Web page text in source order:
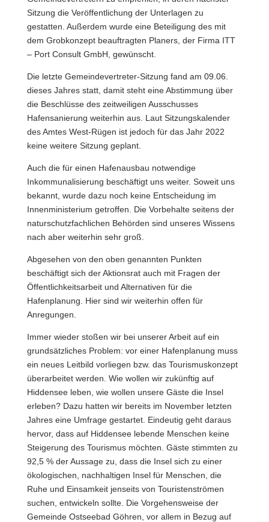
Sitzung die Veröffentlichung der Unterlagen zu
gestatten. Außerdem wurde eine Beteiligung des mit
dem Grobkonzept beauftragten Planers, der Firma ITT
– Port Consult GmbH, gewünscht.
Die letzte Gemeindevertreter-Sitzung fand am 09.06.
dieses Jahres statt, damit steht eine Abstimmung über
die Beschlüsse des zeitweiligen Ausschusses
Hafensanierung weiterhin aus. Laut Sitzungskalender
des Amtes West-Rügen ist jedoch für das Jahr 2022
keine weitere Sitzung geplant.
Auch die für einen Hafenausbau notwendige
Inkommunalisierung beschäftigt uns weiter. Soweit uns
bekannt, wurde dazu noch keine Entscheidung im
Innenministerium getroffen. Die Vorbehalte seitens der
naturschutzfachlichen Behörden sind unseres Wissens
nach aber weiterhin sehr groß.
Abgesehen von den oben genannten Punkten
beschäftigt sich der Aktionsrat auch mit Fragen der
Öffentlichkeitsarbeit und Alternativen für die
Hafenplanung. Hier sind wir weiterhin offen für
Anregungen.
Immer wieder stoßen wir bei unserer Arbeit auf ein
grundsätzliches Problem: vor einer Hafenplanung muss
ein neues Leitbild vorliegen bzw. das Tourismuskonzept
überarbeitet werden. Wie wollen wir zukünftig auf
Hiddensee leben, wie wollen unsere Gäste die Insel
erleben? Dazu hatten wir bereits im November letzten
Jahres eine Umfrage gestartet. Eindeutig geht daraus
hervor, dass auf Hiddensee lebende Menschen keine
Steigerung des Tourismus möchten. Gäste stimmten zu
92,5 % der Aussage zu, dass die Insel sich zu einer
ökologischen, nachhaltigen Insel für Menschen, die
Ruhe und Einsamkeit jenseits von Touristenströmen
suchen, entwickeln sollte. Die Vorgehensweise der
Gemeinde Ostseebad Göhren, vor allem in Bezug auf